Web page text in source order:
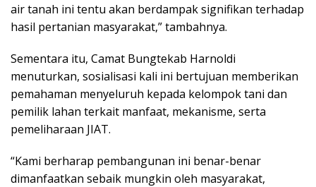
air tanah ini tentu akan berdampak signifikan terhadap
hasil pertanian masyarakat,” tambahnya.
Sementara itu, Camat Bungtekab Harnoldi
menuturkan, sosialisasi kali ini bertujuan memberikan
pemahaman menyeluruh kepada kelompok tani dan
pemilik lahan terkait manfaat, mekanisme, serta
pemeliharaan JIAT.
“Kami berharap pembangunan ini benar-benar
dimanfaatkan sebaik mungkin oleh masyarakat,